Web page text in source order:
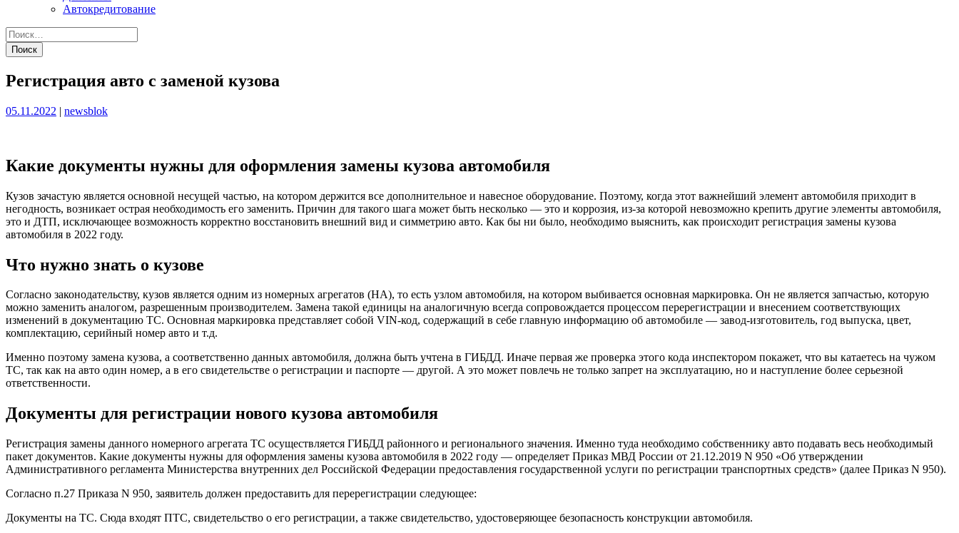
Автокредитование
Регистрация авто с заменой кузова
Опубликовано
05.11.2022 | Опубликовано
newsblok
Какие документы нужны для оформления замены кузова автомобиля
Кузов зачастую является основной несущей частью, на котором держится все дополнительное и навесное оборудование. Поэтому, когда этот важнейший элемент автомобиля приходит в
негодность, возникает острая необходимость его заменить. Причин для такого шага может быть несколько — это и коррозия, из-за которой невозможно крепить другие элементы автомобиля,
это и ДТП, исключающее возможность корректно восстановить внешний вид и симметрию авто. Как бы ни было, необходимо выяснить, как происходит регистрация замены кузова
автомобиля в 2022 году.
Что нужно знать о кузове
Согласно законодательству, кузов является одним из номерных агрегатов (НА), то есть узлом автомобиля, на котором выбивается основная маркировка. Он не является запчастью, которую
можно заменить аналогом, разрешенным производителем. Замена такой единицы на аналогичную всегда сопровождается процессом перерегистрации и внесением соответствующих
изменений в документацию ТС. Основная маркировка представляет собой VIN-код, содержащий в себе главную информацию об автомобиле — завод-изготовитель, год выпуска, цвет,
комплектацию, серийный номер авто и т.д.
Именно поэтому замена кузова, а соответственно данных автомобиля, должна быть учтена в ГИБДД. Иначе первая же проверка этого кода инспектором покажет, что вы катаетесь на чужом
ТС, так как на авто один номер, а в его свидетельстве о регистрации и паспорте — другой. А это может повлечь не только запрет на эксплуатацию, но и наступление более серьезной
ответственности.
Документы для регистрации нового кузова автомобиля
Регистрация замены данного номерного агрегата ТС осуществляется ГИБДД районного и регионального значения. Именно туда необходимо собственнику авто подавать весь необходимый
пакет документов. Какие документы нужны для оформления замены кузова автомобиля в 2022 году — определяет Приказ МВД России от 21.12.2019 N 950 «Об утверждении
Административного регламента Министерства внутренних дел Российской Федерации предоставления государственной услуги по регистрации транспортных средств» (далее Приказ N 950).
Согласно п.27 Приказа N 950, заявитель должен предоставить для перерегистрации следующее:
Документы на ТС. Сюда входят ПТС, свидетельство о его регистрации, а также свидетельство, удостоверяющее безопасность конструкции автомобиля.